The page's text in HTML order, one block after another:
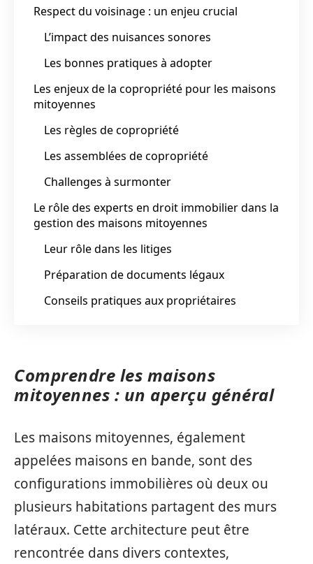
Respect du voisinage : un enjeu crucial
L’impact des nuisances sonores
Les bonnes pratiques à adopter
Les enjeux de la copropriété pour les maisons
mitoyennes
Les règles de copropriété
Les assemblées de copropriété
Challenges à surmonter
Le rôle des experts en droit immobilier dans la
gestion des maisons mitoyennes
Leur rôle dans les litiges
Préparation de documents légaux
Conseils pratiques aux propriétaires
Comprendre les maisons
mitoyennes : un aperçu général
Les maisons mitoyennes, également
appelées maisons en bande, sont des
configurations immobilières où deux ou
plusieurs habitations partagent des murs
latéraux. Cette architecture peut être
rencontrée dans divers contextes,